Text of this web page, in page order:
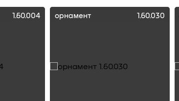
1.60.004 орнамент 1.60.030